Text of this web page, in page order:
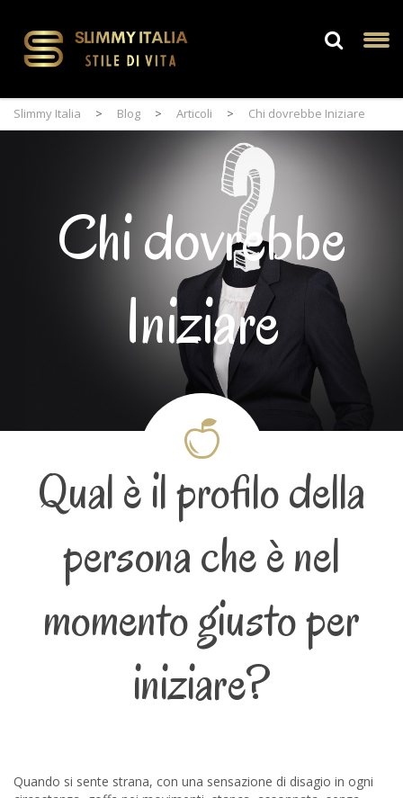
Slimmy Italia > Blog > Articoli > Chi dovrebbe Iniziare
Chi dovrebbe
Iniziare
Qual è il profilo della
persona che è nel
momento giusto per
iniziare?
Quando si sente strana, con una sensazione di disagio in ogni